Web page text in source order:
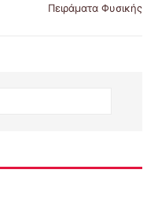
Πειράματα Φυσικής